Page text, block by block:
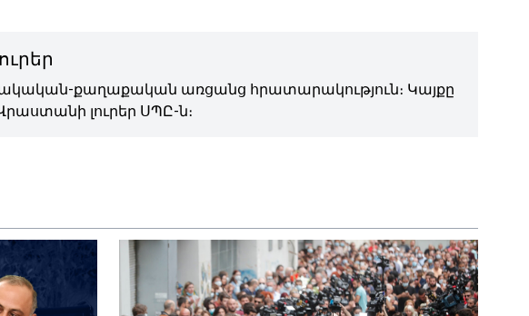
քաղաքական առցանց հրատարակություն։ Կայքը
լուրեր ՍՊԸ-ն։